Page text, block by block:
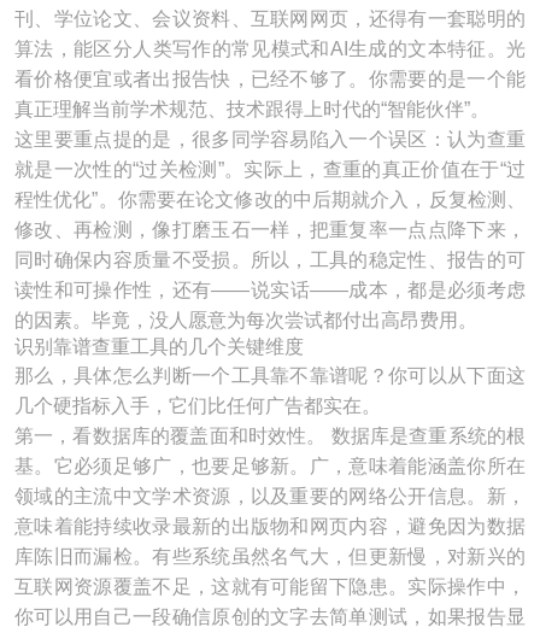
刊、学位论文、会议资料、互联网网页，还得有一套聪明的
算法，能区分人类写作的常见模式和AI生成的文本特征。光
看价格便宜或者出报告快，已经不够了。你需要的是一个能
真正理解当前学术规范、技术跟得上时代的“智能伙伴”。
这里要重点提的是，很多同学容易陷入一个误区：认为查重
就是一次性的“过关检测”。实际上，查重的真正价值在于“过
程性优化”。你需要在论文修改的中后期就介入，反复检测、
修改、再检测，像打磨玉石一样，把重复率一点点降下来，
同时确保内容质量不受损。所以，工具的稳定性、报告的可
读性和可操作性，还有——说实话——成本，都是必须考虑
的因素。毕竟，没人愿意为每次尝试都付出高昂费用。
识别靠谱查重工具的几个关键维度
那么，具体怎么判断一个工具靠不靠谱呢？你可以从下面这
几个硬指标入手，它们比任何广告都实在。
第一，看数据库的覆盖面和时效性。 数据库是查重系统的根
基。它必须足够广，也要足够新。广，意味着能涵盖你所在
领域的主流中文学术资源，以及重要的网络公开信息。新，
意味着能持续收录最新的出版物和网页内容，避免因为数据
库陈旧而漏检。有些系统虽然名气大，但更新慢，对新兴的
互联网资源覆盖不足，这就有可能留下隐患。实际操作中，
你可以用自己一段确信原创的文字去简单测试，如果报告显